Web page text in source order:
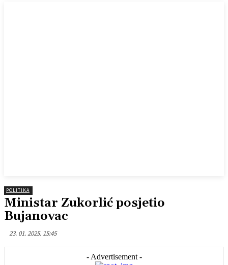
POLITIKA
Ministar Zukorlić posjetio
Bujanovac
23. 01. 2025. 15:45
- Advertisement -